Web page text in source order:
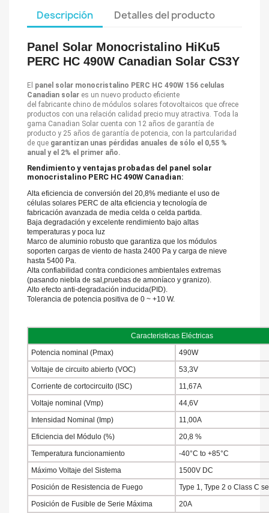
Descripción Detalles del producto
Panel Solar Monocristalino HiKu5
PERC HC 490W Canadian Solar CS3Y
El panel solar monocristalino PERC HC 490W 156 celulas
Canadian solar es un nuevo producto eficiente
del fabricante chino de módulos solares fotovoltaicos que ofrece
productos con una relación calidad precio muy atractiva. Toda la
gama Canadian Solar cuenta con 12 años de garantía de
producto y 25 años de garantía de potencia, con la partcularidad
de que garantizan unas pérdidas anuales de sólo el 0,55 %
anual y el 2% el primer año.
Rendimiento y ventajas probadas del panel solar
monocristalino PERC HC 490W Canadian:
Alta eficiencia de conversión del 20,8% mediante el uso de
células solares PERC de alta eficiencia y tecnología de
fabricación avanzada de media celda o celda partida.
Baja degradación y excelente rendimiento bajo altas
temperaturas y poca luz
Marco de aluminio robusto que garantiza que los módulos
soporten cargas de viento de hasta 2400 Pa y carga de nieve
hasta 5400 Pa.
Alta confiabilidad contra condiciones ambientales extremas
(pasando niebla de sal,pruebas de amoníaco y granizo).
Alto efecto anti-degradación inducida(PID).
Tolerancia de potencia positiva de 0 ~ +10 W.
Caracteristicas Eléctricas
Potencia nominal (Pmax)
490W
Voltaje de circuito abierto (VOC)
53,3V
Corriente de cortocircuito (ISC)
11,67A
Voltaje nominal (Vmp)
44,6V
Intensidad Nominal (Imp)
11,00A
Eficiencia del Módulo (%)
20,8 %
Temperatura funcionamiento
-40°C to +85°C
Máximo Voltaje del Sistema
1500V DC
Posición de Resistencia de Fuego
Type 1, Type 2 o Class C
Posición de Fusible de Serie Máxima
20A